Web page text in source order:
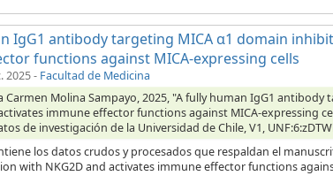
IgG1 antibody targeting MICA α1 domain
functions against MICA-expressing cells
2025- Facultad de Medicina
Carmen Molina Sampayo, 2025, "A fully human IgG1
immune effector functions against MICA-expressing
de investigación de la Universidad de Chile, V1,
los datos crudos y procesados que respaldan el
with NKG2D and activates immune effector functions